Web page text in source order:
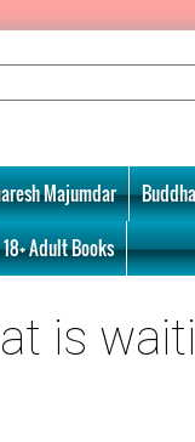
Majumdar
18+ Adult Books
is